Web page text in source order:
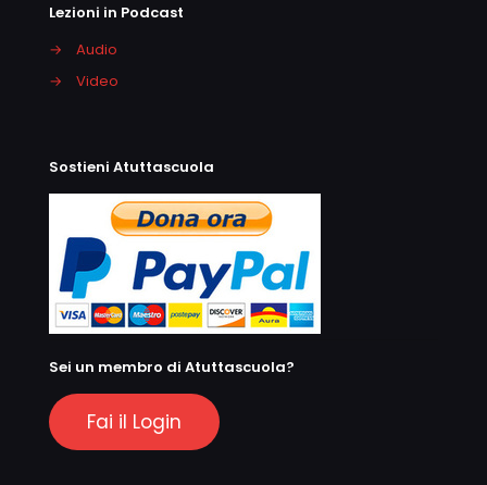
Lezioni in Podcast
→
Audio
→
Video
Sostieni Atuttascuola
Sei un membro di Atuttascuola?
Fai il Login